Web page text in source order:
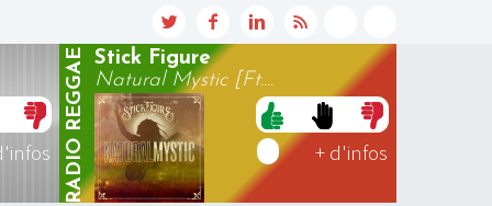
RADIO
REGGAE
Stick Figure
Natural Mystic [Ft....
+ d'infos